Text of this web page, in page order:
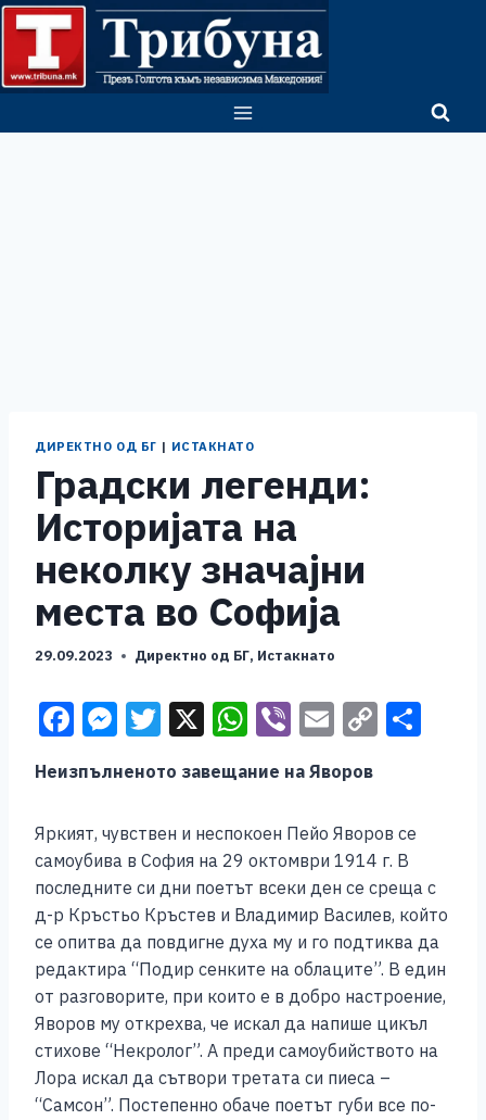
Skip
content
ДИРЕКТНО ОД БГ | ИСТАКНАТО
Градски легенди:
Историјата на
неколку значајни
места во Софија
29.09.2023 Директно од БГ, Истакнато
F
c
e
b
o
o
k
M
ss
e
n
g
er
T
tt
er
X W
at
s
A
p
p
Vi
b
er
E
ai
l
C
y
Li
n
k
Неизпълненото завещание на Яворов
Яркият, чувствен и неспокоен Пейо Яворов се
самоубива в София на 29 октомври 1914 г. В
последните си дни поетът всеки ден се среща с
д-р Кръстьо Кръстев и Владимир Василев, който
се опитва да повдигне духа му и го подтиква да
редактира “Подир сенките на облаците”. В един
от разговорите, при които е в добро настроение,
Яворов му открехва, че искал да напише цикъл
стихове “Некролог”. А преди самоубийството на
Лора искал да сътвори третата си пиеса –
“Самсон”. Постепенно обаче поетът губи все по-